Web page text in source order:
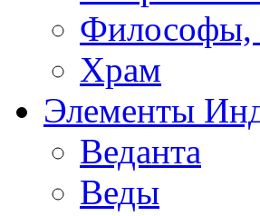
Философы,
Храм
Элементы
Веданта
Веды